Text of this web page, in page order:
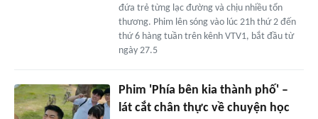
đứa trẻ từng lạc đường và chịu nhiều tổn
thương. Phim lên sóng vào lúc 21h thứ 2 đến
thứ 6 hàng tuần trên kênh VTV1, bắt đầu từ
ngày 27.5
Phim 'Phía bên kia thành phố' –
lát cắt chân thực về chuyện học